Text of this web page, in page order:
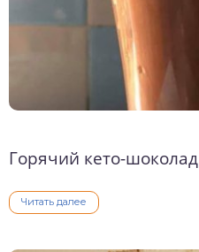
Горячий кето-шоколад
Читать далее